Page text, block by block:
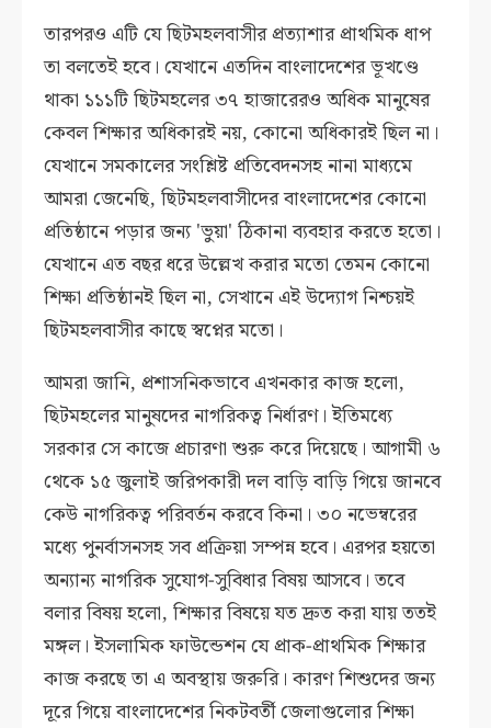
তারপরও এটি যে ছিটমহলবাসীর প্রত্যাশার প্রাথমিক ধাপ
তা বলতেই হবে। যেখানে এতদিন বাংলাদেশের ভূখণ্ডে
থাকা ১১১টি ছিটমহলের ৩৭ হাজারেরও অধিক মানুষের
কেবল শিক্ষার অধিকারই নয়, কোনো অধিকারই ছিল না।
যেখানে সমকালের সংশ্লিষ্ট প্রতিবেদনসহ নানা মাধ্যমে
আমরা জেনেছি, ছিটমহলবাসীদের বাংলাদেশের কোনো
প্রতিষ্ঠানে পড়ার জন্য 'ভুয়া' ঠিকানা ব্যবহার করতে হতো।
যেখানে এত বছর ধরে উল্লেখ করার মতো তেমন কোনো
শিক্ষা প্রতিষ্ঠানই ছিল না, সেখানে এই উদ্যোগ নিশ্চয়ই
ছিটমহলবাসীর কাছে স্বপ্নের মতো।
আমরা জানি, প্রশাসনিকভাবে এখনকার কাজ হলো,
ছিটমহলের মানুষদের নাগরিকত্ব নির্ধারণ। ইতিমধ্যে
সরকার সে কাজে প্রচারণা শুরু করে দিয়েছে। আগামী ৬
থেকে ১৫ জুলাই জরিপকারী দল বাড়ি বাড়ি গিয়ে জানবে
কেউ নাগরিকত্ব পরিবর্তন করবে কিনা। ৩০ নভেম্বরের
মধ্যে পুনর্বাসনসহ সব প্রক্রিয়া সম্পন্ন হবে। এরপর হয়তো
অন্যান্য নাগরিক সুযোগ-সুবিধার বিষয় আসবে। তবে
বলার বিষয় হলো, শিক্ষার বিষয়ে যত দ্রুত করা যায় ততই
মঙ্গল। ইসলামিক ফাউন্ডেশন যে প্রাক-প্রাথমিক শিক্ষার
কাজ করছে তা এ অবস্থায় জরুরি। কারণ শিশুদের জন্য
দূরে গিয়ে বাংলাদেশের নিকটবর্তী জেলাগুলোর শিক্ষা